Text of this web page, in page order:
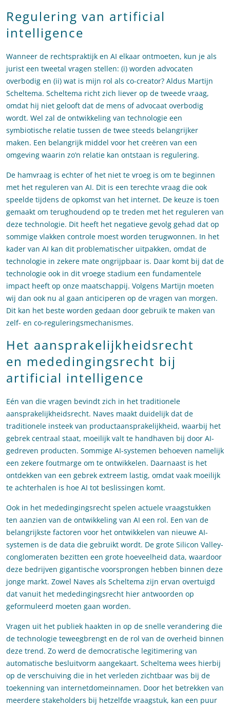
Regulering van artificial
intelligence
Wanneer de rechtspraktijk en AI elkaar ontmoeten, kun je als
jurist een tweetal vragen stellen: (i) worden advocaten
overbodig en (ii) wat is mijn rol als co-creator? Aldus Martijn
Scheltema. Scheltema richt zich liever op de tweede vraag,
omdat hij niet gelooft dat de mens of advocaat overbodig
wordt. Wel zal de ontwikkeling van technologie een
symbiotische relatie tussen de twee steeds belangrijker
maken. Een belangrijk middel voor het creëren van een
omgeving waarin zo’n relatie kan ontstaan is regulering.
De hamvraag is echter of het niet te vroeg is om te beginnen
met het reguleren van AI. Dit is een terechte vraag die ook
speelde tijdens de opkomst van het internet. De keuze is toen
gemaakt om terughoudend op te treden met het reguleren van
deze technologie. Dit heeft het negatieve gevolg gehad dat op
sommige vlakken controle moest worden terugwonnen. In het
kader van AI kan dit problematischer uitpakken, omdat de
technologie in zekere mate ongrijpbaar is. Daar komt bij dat de
technologie ook in dit vroege stadium een fundamentele
impact heeft op onze maatschappij. Volgens Martijn moeten
wij dan ook nu al gaan anticiperen op de vragen van morgen.
Dit kan het beste worden gedaan door gebruik te maken van
zelf- en co-reguleringsmechanismes.
Het aansprakelijkheidsrecht
en mededingingsrecht bij
artificial intelligence
Eén van die vragen bevindt zich in het traditionele
aansprakelijkheidsrecht. Naves maakt duidelijk dat de
traditionele insteek van productaansprakelijkheid, waarbij het
gebrek centraal staat, moeilijk valt te handhaven bij door AI-
gedreven producten. Sommige AI-systemen behoeven namelijk
een zekere foutmarge om te ontwikkelen. Daarnaast is het
ontdekken van een gebrek extreem lastig, omdat vaak moeilijk
te achterhalen is hoe AI tot beslissingen komt.
Ook in het mededingingsrecht spelen actuele vraagstukken
ten aanzien van de ontwikkeling van AI een rol. Een van de
belangrijkste factoren voor het ontwikkelen van nieuwe AI-
systemen is de data die gebruikt wordt. De grote Silicon Valley-
conglomeraten bezitten een grote hoeveelheid data, waardoor
deze bedrijven gigantische voorsprongen hebben binnen deze
jonge markt. Zowel Naves als Scheltema zijn ervan overtuigd
dat vanuit het mededingingsrecht hier antwoorden op
geformuleerd moeten gaan worden.
Vragen uit het publiek haakten in op de snelle verandering die
de technologie teweegbrengt en de rol van de overheid binnen
deze trend. Zo werd de democratische legitimering van
automatische besluitvorm aangekaart. Scheltema wees hierbij
op de verschuiving die in het verleden zichtbaar was bij de
toekenning van internetdomeinnamen. Door het betrekken van
meerdere stakeholders bij hetzelfde vraagstuk, kan een puur